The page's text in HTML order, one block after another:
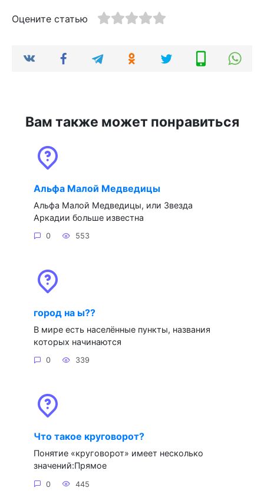
Оцените статью
Вам также может понравиться
Альфа Малой Медведицы
Альфа Малой Медведицы, или Звезда
Аркадии больше известна
0 553
город на ы??
В мире есть населённые пункты, названия
которых начинаются
0 339
Что такое круговорот?
Понятие «круговорот» имеет несколько
значений:Прямое
0 445